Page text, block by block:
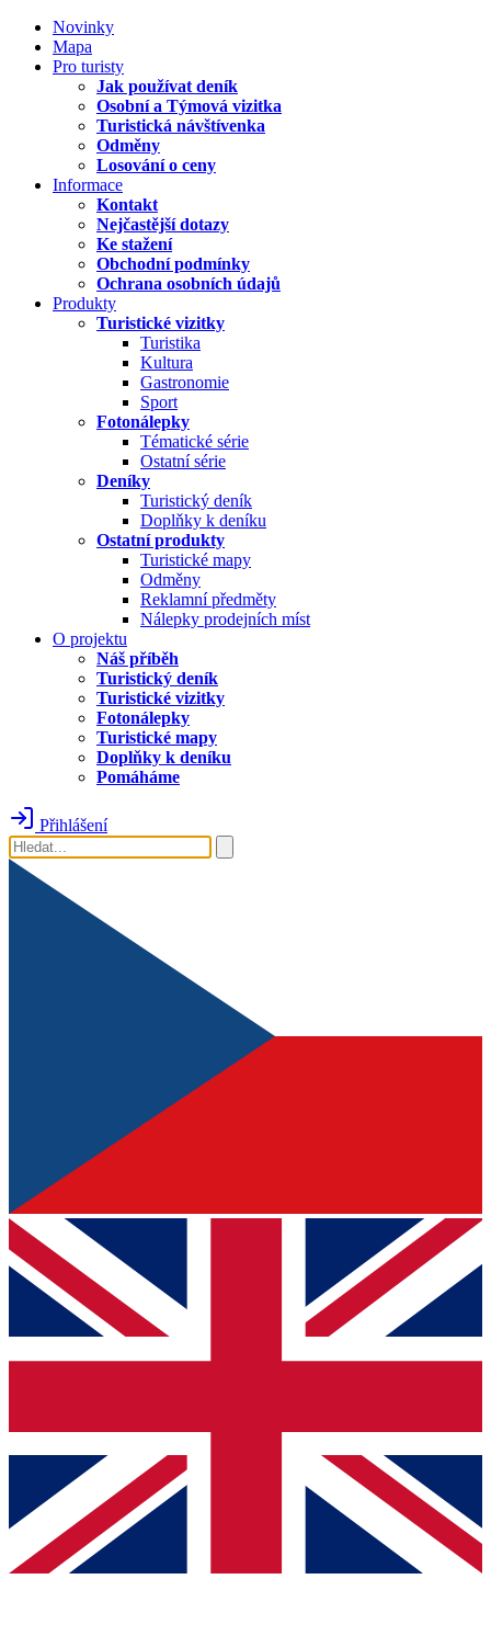
Novinky
Mapa
Pro turisty
Jak používat deník
Osobní a Týmová vizitka
Turistická návštívenka
Odměny
Losování o ceny
Informace
Kontakt
Nejčastější dotazy
Ke stažení
Obchodní podmínky
Ochrana osobních údajů
Produkty
Turistické vizitky
Turistika
Kultura
Gastronomie
Sport
Fotonálepky
Tématické série
Ostatní série
Deníky
Turistický deník
Doplňky k deníku
Ostatní produkty
Turistické mapy
Odměny
Reklamní předměty
Nálepky prodejních míst
O projektu
Náš příběh
Turistický deník
Turistické vizitky
Fotonálepky
Turistické mapy
Doplňky k deníku
Pomáháme
Přihlášení